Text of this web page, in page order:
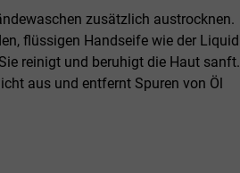
zusätzlich austrocknen.
flüssigen Handseife wie der Liquid
reinigt und beruhigt die Haut sanft.
aus und entfernt Spuren von Öl